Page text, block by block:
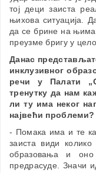
тој деци заиста
њихова ситуација.
да се брине на
преузме бригу у
Данас
инклузивног
речи у Палати
тренутку да нам
ли ту има неког
највећи проблеми?
- Помака има и те
заиста види
образовања и
предрасуде. Значи